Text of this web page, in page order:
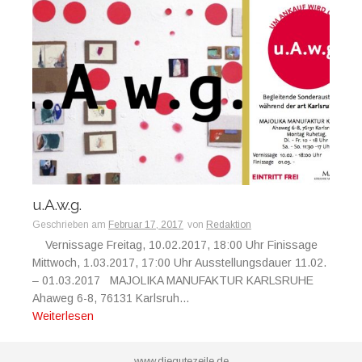
u.A.w.g.
Geschrieben am Februar 17, 2017 von Redaktion
Vernissage Freitag, 10.02.2017, 18:00 Uhr Finissage
Mittwoch, 1.03.2017, 17:00 Uhr Ausstellungsdauer 11.02.
– 01.03.2017 MAJOLIKA MANUFAKTUR KARLSRUHE
Ahaweg 6-8, 76131 Karlsruh...
Weiterlesen